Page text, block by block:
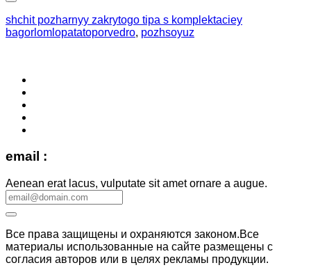
shchit pozharnyy zakrytogo tipa s komplektaciey
bagorlomlopatatoporvedro, pozhsoyuz
email :
Aenean erat lacus, vulputate sit amet ornare a augue.
Все права защищены и охраняются законом.Все
материалы использованные на сайте размещены с
согласия авторов или в целях рекламы продукции.